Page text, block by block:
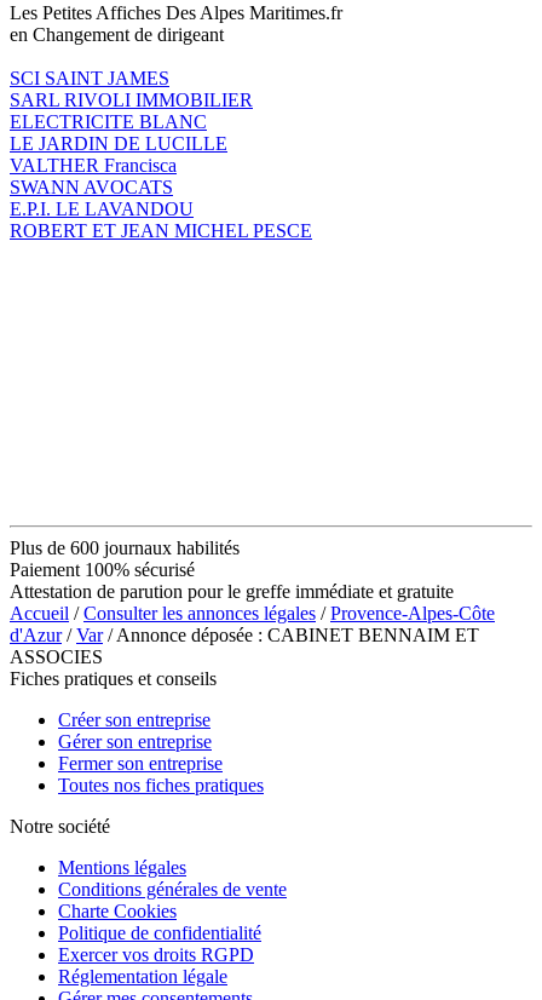
Les Petites Affiches Des Alpes Maritimes.fr
en Changement de dirigeant
SCI SAINT JAMES
SARL RIVOLI IMMOBILIER
ELECTRICITE BLANC
LE JARDIN DE LUCILLE
VALTHER Francisca
SWANN AVOCATS
E.P.I. LE LAVANDOU
ROBERT ET JEAN MICHEL PESCE
Plus de 600 journaux habilités
Paiement 100% sécurisé
Attestation de parution pour le greffe immédiate et gratuite
Accueil /Consulter les annonces légales /Provence-Alpes-Côte
d'Azur/Var/ Annonce déposée : CABINET BENNAIM ET
ASSOCIES
Fiches pratiques et conseils
Créer son entreprise
Gérer son entreprise
Fermer son entreprise
Toutes nos fiches pratiques
Notre société
Mentions légales
Conditions générales de vente
Charte Cookies
Politique de confidentialité
Exercer vos droits RGPD
Réglementation légale